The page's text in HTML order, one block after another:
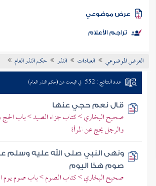
الكتب
موضوعي
تراجم الأعلام
العرض الموضوعي العبادات النذر حكم النذر العام
عدد النتائج : 552 في البحث عن (حكم النذر العام)
قال نعم حجي عنها
صحيح البخاري > كتاب جزاء الصيد > باب الحج
والرجل يحج عن المرأة
ونهى النبي صلى الله عليه وسلم عن
صوم هذا اليوم
صحيح البخاري > كتاب الصوم > باب صوم يوم